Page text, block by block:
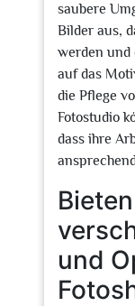
saubere
Bilder aus,
werden und
auf das
die Pflege
Fotostudio
dass ihre
und